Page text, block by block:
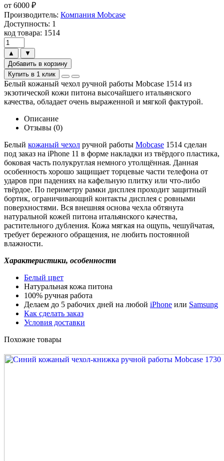
от 6000 ₽
Производитель: Компания Mobcase
Доступность: 1
код товара: 1514
▲
▼
Добавить в корзину
Купить в 1 клик
Белый кожаный чехол ручной работы Mobcase 1514 из
экзотической кожи питона высочайшего итальянского
качества, обладает очень выраженной и мягкой фактурой.
Описание
Отзывы (0)
Белый кожаный чехол ручной работы Mobcase 1514 сделан
под заказ на iPhone 11 в форме накладки из твёрдого пластика,
боковая часть полукруглая немного утолщённая. Данная
особенность хорошо защищает торцевые части телефона от
ударов при падениях на кафельную плитку или что-либо
твёрдое. По периметру рамки дисплея проходит защитный
бортик, ограничивающий контакты дисплея с ровными
поверхностями. Вся внешняя основа чехла обтянута
натуральной кожей питона итальянского качества,
растительного дубления. Кожа мягкая на ощупь, чешуйчатая,
требует бережного обращения, не любить постоянной
влажности.
Характеристики, особенности
Белый цвет
Натуральная кожа питона
100% ручная работа
Делаем до 5 рабочих дней на любой iPhone или Samsung
Как сделать заказ
Условия доставки
Похожие товары